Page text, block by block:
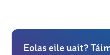
Eolas eile uait?